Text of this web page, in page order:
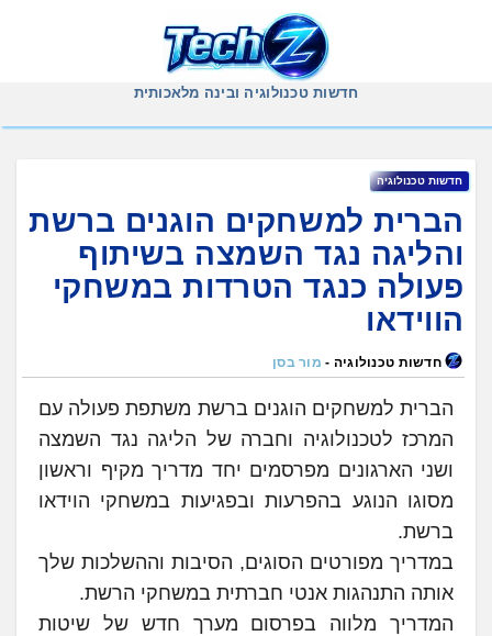
חדשות טכנולוגיה ובינה מלאכותית
חדשות טכנולוגיה
הברית למשחקים הוגנים ברשת
והליגה נגד השמצה בשיתוף
פעולה כנגד הטרדות במשחקי
הווידאו
חדשות טכנולוגיה - מור בסן
הברית למשחקים הוגנים ברשת משתפת פעולה עם
המרכז לטכנולוגיה וחברה של הליגה נגד השמצה
ושני הארגונים מפרסמים יחד מדריך מקיף וראשון
מסוגו הנוגע בהפרעות ובפגיעות במשחקי הוידאו
ברשת.
במדריך מפורטים הסוגים, הסיבות וההשלכות שלך
אותה התנהגות אנטי חברתית במשחקי הרשת.
המדריך מלווה בפרסום מערך חדש של שיטות